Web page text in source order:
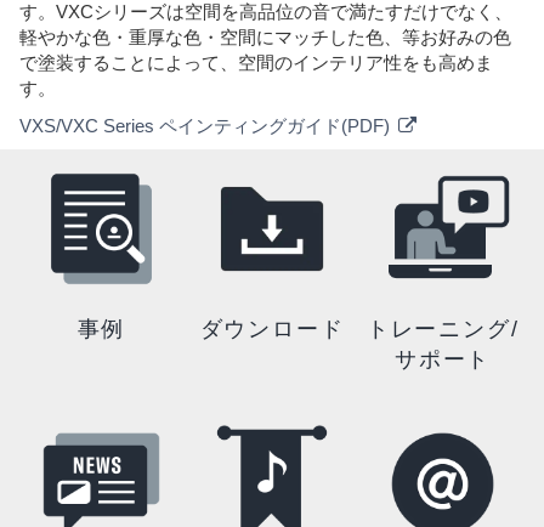
す。VXCシリーズは空間を高品位の音で満たすだけでなく、
軽やかな色・重厚な色・空間にマッチした色、等お好みの色
で塗装することによって、空間のインテリア性をも高めま
す。
VXS/VXC Series ペインティングガイド(PDF)
事例 ダウンロード
トレーニング/
サポート